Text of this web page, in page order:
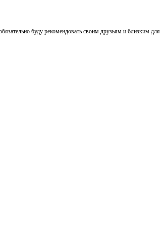
буду рекомендовать своим друзьям и близким для